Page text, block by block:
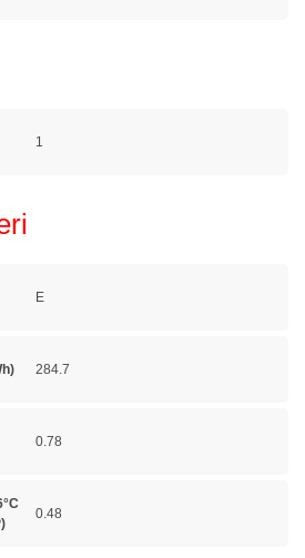
1
E
284.7
0.78
0.48